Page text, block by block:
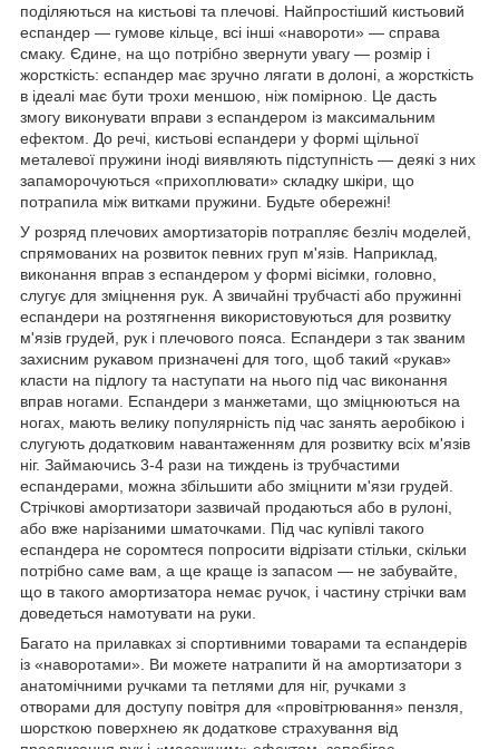
поділяються на кистьові та плечові. Найпростіший кистьовий
еспандер — гумове кільце, всі інші «навороти» — справа
смаку. Єдине, на що потрібно звернути увагу — розмір і
жорсткість: еспандер має зручно лягати в долоні, а жорсткість
в ідеалі має бути трохи меншою, ніж помірною. Це дасть
змогу виконувати вправи з еспандером із максимальним
ефектом. До речі, кистьові еспандери у формі щільної
металевої пружини іноді виявляють підступність — деякі з них
запаморочуються «прихоплювати» складку шкіри, що
потрапила між витками пружини. Будьте обережні!
У розряд плечових амортизаторів потрапляє безліч моделей,
спрямованих на розвиток певних груп м'язів. Наприклад,
виконання вправ з еспандером у формі вісімки, головно,
слугує для зміцнення рук. А звичайні трубчасті або пружинні
еспандери на розтягнення використовуються для розвитку
м'язів грудей, рук і плечового пояса. Еспандери з так званим
захисним рукавом призначені для того, щоб такий «рукав»
класти на підлогу та наступати на нього під час виконання
вправ ногами. Еспандери з манжетами, що зміцнюються на
ногах, мають велику популярність під час занять аеробікою і
слугують додатковим навантаженням для розвитку всіх м'язів
ніг. Займаючись 3-4 рази на тиждень із трубчастими
еспандерами, можна збільшити або зміцнити м'язи грудей.
Стрічкові амортизатори зазвичай продаються або в рулоні,
або вже нарізаними шматочками. Під час купівлі такого
еспандера не соромтеся попросити відрізати стільки, скільки
потрібно саме вам, а ще краще із запасом — не забувайте,
що в такого амортизатора немає ручок, і частину стрічки вам
доведеться намотувати на руки.
Багато на прилавках зі спортивними товарами та еспандерів
із «наворотами». Ви можете натрапити й на амортизатори з
анатомічними ручками та петлями для ніг, ручками з
отворами для доступу повітря для «провітрювання» пензля,
шорсткою поверхнею як додаткове страхування від